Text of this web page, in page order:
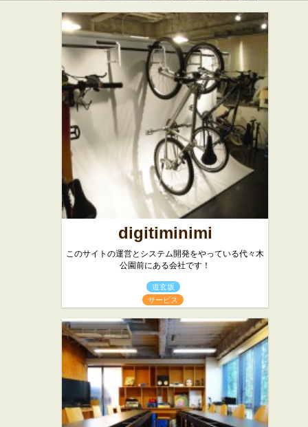
ウエスト
パークカ
フェ 代々
木上原 ★★☆
西洋料理
カフェ・喫茶店
shima ★★☆
カフェ・喫茶店
digitiminimi
このサイトの運営とシステム開発をやっている代々木
公園前にある会社です！
道玄坂
サービス